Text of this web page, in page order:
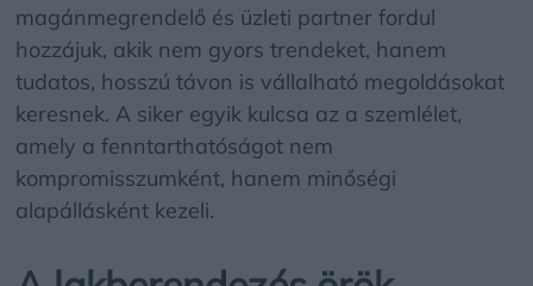
magánmegrendelő és üzleti partner fordul
hozzájuk, akik nem gyors trendeket, hanem
tudatos, hosszú távon is vállalható megoldásokat
keresnek. A siker egyik kulcsa az a szemlélet,
amely a fenntarthatóságot nem
kompromisszumként, hanem minőségi
alapállásként kezeli.